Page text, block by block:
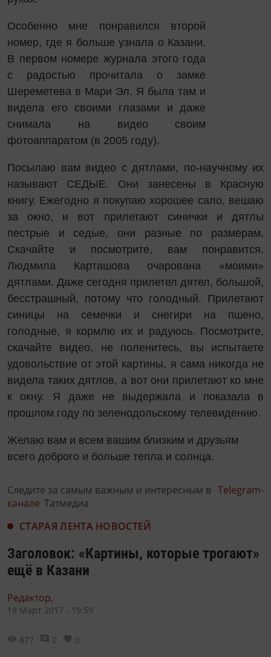
Особенно мне понравился второй
номер, где я больше узнала о Казани.
В первом номере журнала этого года
с радостью прочитала о замке
Шереметева в Мари Эл. Я была там и
видела его своими глазами и даже
снимала на видео своим
фотоаппаратом (в 2005 году).
Посылаю вам видео с дятлами, по-научному их
называют СЕДЫЕ. Они занесены в Красную
книгу. Ежегодно я покупаю хорошее сало, вешаю
за окно, и вот прилетают синички и дятлы
пестрые и седые, они разные по размерам.
Скачайте и посмотрите, вам понравится.
Людмила Карташова очарована «моими»
дятлами. Даже сегодня прилетел дятел, большой,
бесстрашный, потому что голодный. Прилетают
синицы на семечки и снегири на пшено,
голодные, я кормлю их и радуюсь. Посмотрите,
скачайте видео, не поленитесь, вы испытаете
удовольствие от этой картины, я сама никогда не
видела таких дятлов, а вот они прилетают ко мне
к окну. Я даже не выдержала и показала в
прошлом году по зеленодольскому телевидению.
Желаю вам и всем вашим близким и друзьям
всего доброго и больше тепла и солнца.
Следите за самым важным и интересным в Telegram-
канале Татмедиа
СТАРАЯ ЛЕНТА НОВОСТЕЙ
Заголовок: «Картины, которые трогают»
ещё в Казани
Редактор,
19 Март 2017 - 19:59
877 0 0